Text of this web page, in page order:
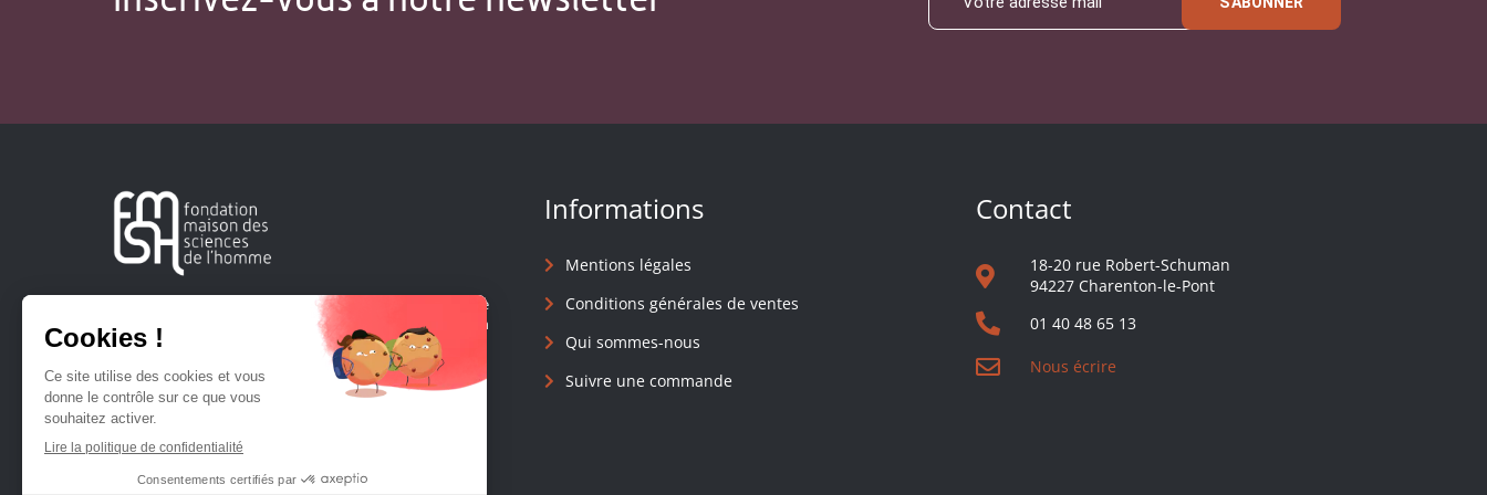
Créée en 1963, la Fondation Maison Sciences de l'Homme
soutient la recherche et la diffusion des connaissances en
sciences humaines et sociales.
Informations
Mentions légales
Conditions générales de ventes
Qui sommes-nous
Suivre une commande
Contact
18-20 rue Robert-Schuman
94227 Charenton-le-Pont
01 40 48 65 13
Nous écrire